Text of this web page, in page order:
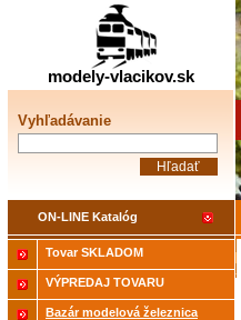
Tovar SKLADOM
VÝPREDAJ TOVARU
Bazár modelová železnica
modely-vlacikov.sk
Vyhľadávanie
ON-LINE Katalóg